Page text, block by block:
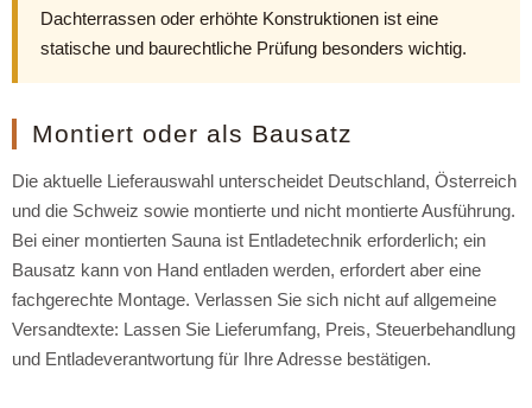
Dachterrassen oder erhöhte Konstruktionen ist eine
statische und baurechtliche Prüfung besonders wichtig.
Montiert oder als Bausatz
Die aktuelle Lieferauswahl unterscheidet Deutschland, Österreich
und die Schweiz sowie montierte und nicht montierte Ausführung.
Bei einer montierten Sauna ist Entladetechnik erforderlich; ein
Bausatz kann von Hand entladen werden, erfordert aber eine
fachgerechte Montage. Verlassen Sie sich nicht auf allgemeine
Versandtexte: Lassen Sie Lieferumfang, Preis, Steuerbehandlung
und Entladeverantwortung für Ihre Adresse bestätigen.